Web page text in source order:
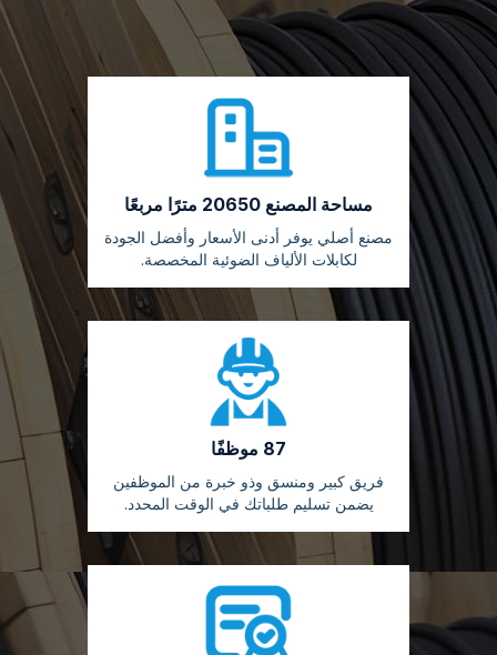
مساحة المصنع 20650 مترًا مربعًا
مصنع أصلي يوفر أدنى الأسعار وأفضل الجودة
لكابلات الألياف الضوئية المخصصة.
87 موظفًا
فريق كبير ومنسق وذو خبرة من الموظفين
يضمن تسليم طلباتك في الوقت المحدد.